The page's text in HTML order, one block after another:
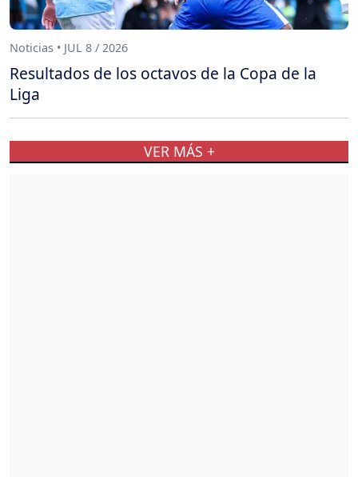
Noticias • JUL 8 / 2026
Resultados de los octavos de la Copa de la
Liga
VER MÁS +